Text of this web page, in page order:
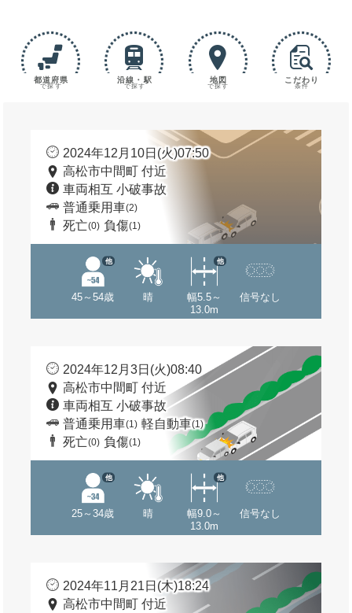
都道府県
で探す
沿線・駅
で探す
地図
で探す
こだわり
条件
2024年12月10日(火)07:50
高松市中間町 付近
車両相互 小破事故
普通乗用車(2)
死亡(0) 負傷(1)
45～54歳
他
晴
幅5.5～
13.0m
他
信号なし
2024年12月3日(火)08:40
高松市中間町 付近
車両相互 小破事故
普通乗用車(1) 軽自動車(1)
死亡(0) 負傷(1)
25～34歳
他
晴
幅9.0～
13.0m
他
信号なし
2024年11月21日(木)18:24
高松市中間町 付近